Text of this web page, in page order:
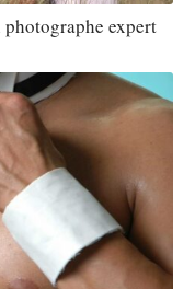
photographe expert